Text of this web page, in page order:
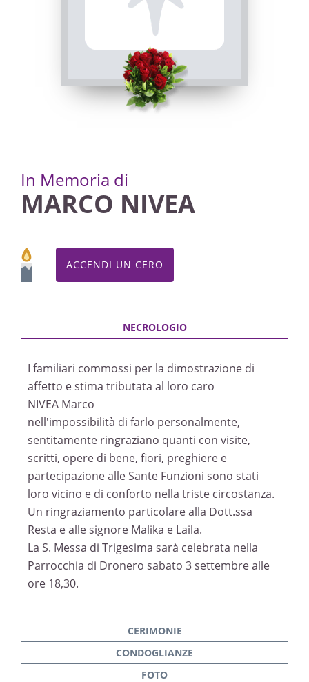
In Memoria di
MARCO NIVEA
ACCENDI UN CERO
I familiari commossi per la dimostrazione di
affetto e stima tributata al loro caro
NIVEA Marco
nell'impossibilità di farlo personalmente,
sentitamente ringraziano quanti con visite,
scritti, opere di bene, fiori, preghiere e
partecipazione alle Sante Funzioni sono stati
loro vicino e di conforto nella triste circostanza.
Un ringraziamento particolare alla Dott.ssa
Resta e alle signore Malika e Laila.
La S. Messa di Trigesima sarà celebrata nella
Parrocchia di Dronero sabato 3 settembre alle
ore 18,30.